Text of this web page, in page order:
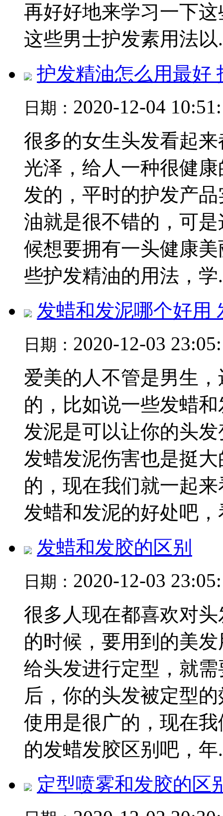
再好好地来学习一下
这些男士护发素用法以
护发精油怎么用最好
日期： 2020-12-04
很多的女生头发看起
光泽，给人一种很健
发的，平时的护发产
油就是很不错的，可
候想要拥有一头健康
些护发精油的用法，学
发蜡和发泥哪个好用
日期： 2020-12-03
爱美的人不管是男生
的，比如说一些发蜡
发泥是可以让你的头
发蜡发泥伤害也是挺
的，现在我们就一起
发蜡和发泥的好处吧，
发蜡和发胶的区别
日期： 2020-12-03
很多人现在都喜欢对
的时候，要用到的美
给头发进行定型，就
后，你的头发被定型
使用是很广的，现在
的发蜡发胶区别吧，年
定型喷雾和发胶的区